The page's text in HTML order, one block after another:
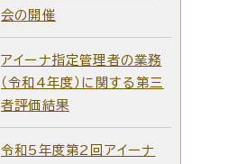
会の開催
アイーナ指定管理者の業務
（令和4年度）に関する第三
者評価結果
令和5年度第2回アイーナ